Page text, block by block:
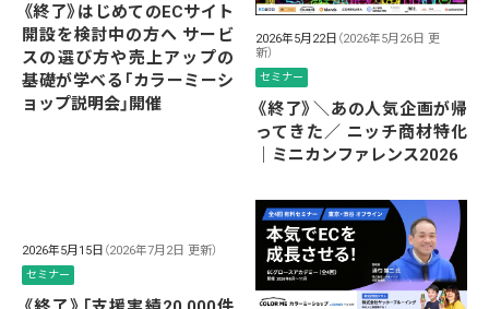
《終了》はじめてのECサイト
開設を検討中の方へ サービ
スの選び方や売上アップの
基礎が学べる「カラーミーシ
ョップ説明会」開催
2026年5月22日 （2026年5月26日 更
新）
セミナー
《終了》＼あの人気企画が帰
ってきた／ ニッチ商材特化
｜ミニカンファレンス2026
2026年5月15日 （2026年7月2日 更新）
セミナー